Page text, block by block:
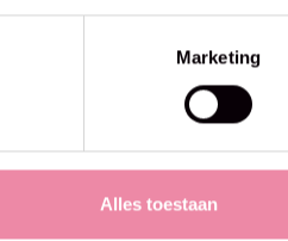
Marketing
Alles toestaan